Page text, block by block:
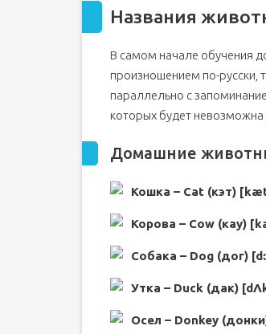
Названия
В самом начале обучения
произношением по-русски,
параллельно с
которых будет
Домашние
Кошка – Cat (кэт)
Корова – Cow (кау)
Собака – Dog (дог)
Утка – Duck (дак)
Осел – Donkey